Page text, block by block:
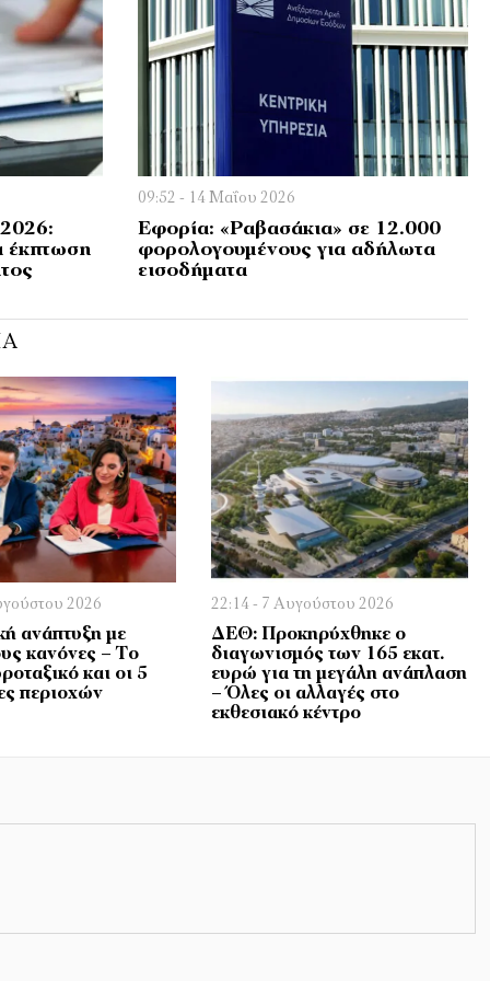
έκπτωση
09:52 - 14 Μαΐου 2026
Εφορία: «Ραβασάκια» σε 12.000
φορολογουμένους για αδήλωτα
εισοδήματα
2026
ανάπτυξη με
κανόνες – Το
και οι 5
περιοχών
22:14 - 7 Αυγούστου 2026
ΔΕΘ: Προκηρύχθηκε ο
διαγωνισμός των 165 εκατ.
ευρώ για τη μεγάλη ανάπλαση
– Όλες οι αλλαγές στο
εκθεσιακό κέντρο